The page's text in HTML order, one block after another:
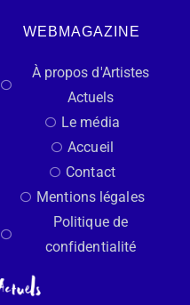
WEBMAGAZINE
À propos d'Artistes
Actuels
Le média
Accueil
Contact
Mentions légales
Politique de
confidentialité